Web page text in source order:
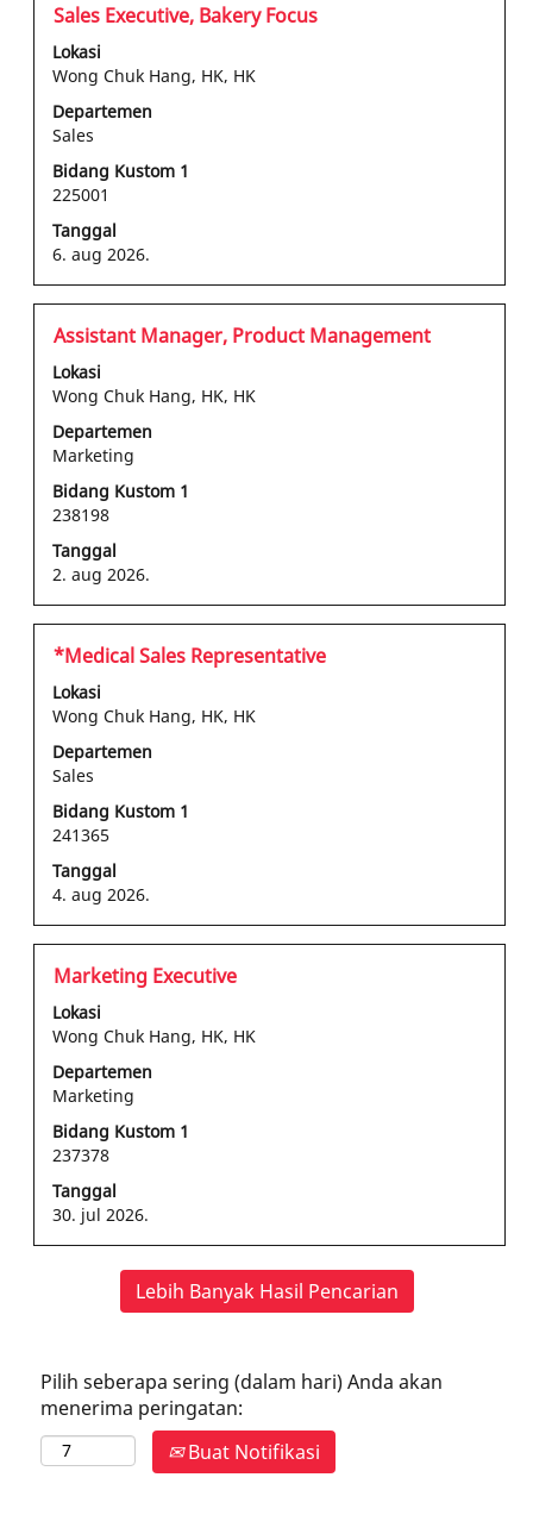
Jabatan
Sales Executive, Bakery Focus
Lokasi
Wong Chuk Hang, HK, HK
Departemen
Sales
Bidang Kustom 1
225001
Tanggal
6. aug 2026.
Pilih
dengan
bilah
spasi
untuk
melihat
konten
lengkap
informasi
pekerjaan
Jabatan
Assistant Manager, Product Management
Lokasi
Wong Chuk Hang, HK, HK
Departemen
Marketing
Bidang Kustom 1
238198
Tanggal
2. aug 2026.
Pilih
dengan
bilah
spasi
untuk
melihat
konten
lengkap
informasi
pekerjaan
Jabatan
*Medical Sales Representative
Lokasi
Wong Chuk Hang, HK, HK
Departemen
Sales
Bidang Kustom 1
241365
Tanggal
4. aug 2026.
Pilih
dengan
bilah
spasi
untuk
melihat
konten
lengkap
informasi
pekerjaan
Jabatan
Marketing Executive
Lokasi
Wong Chuk Hang, HK, HK
Departemen
Marketing
Bidang Kustom 1
237378
Tanggal
30. jul 2026.
Pilih
dengan
bilah
spasi
untuk
melihat
konten
lengkap
informasi
pekerjaan
Lebih Banyak Hasil Pencarian
Pilih seberapa sering (dalam hari) Anda akan
menerima peringatan:
Buat Notifikasi